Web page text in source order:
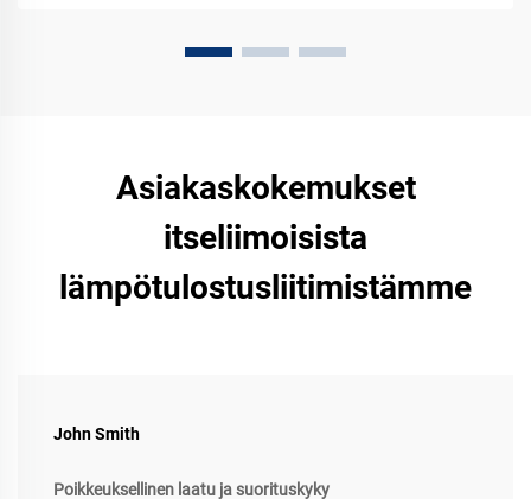
Asiakaskokemukset
itseliimoisista
lämpötulostusliitimistämme
John Smith
Poikkeuksellinen laatu ja suorituskyky